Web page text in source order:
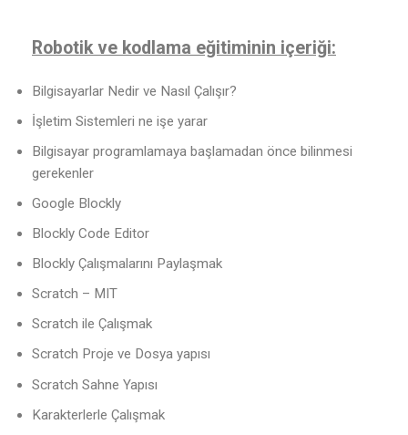
Robotik ve kodlama eğitiminin içeriği:
Bilgisayarlar Nedir ve Nasıl Çalışır?
İşletim Sistemleri ne işe yarar
Bilgisayar programlamaya başlamadan önce bilinmesi
gerekenler
Google Blockly
Blockly Code Editor
Blockly Çalışmalarını Paylaşmak
Scratch – MIT
Scratch ile Çalışmak
Scratch Proje ve Dosya yapısı
Scratch Sahne Yapısı
Karakterlerle Çalışmak